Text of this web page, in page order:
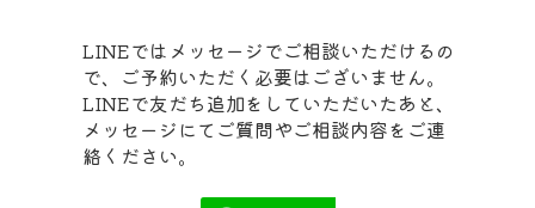
LINEではメッセージでご相談いただけるの
で、ご予約いただく必要はございません。
LINEで友だち追加をしていただいたあと、
メッセージにてご質問やご相談内容をご連
絡ください。